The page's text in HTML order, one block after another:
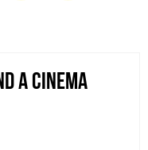
A CINEMA